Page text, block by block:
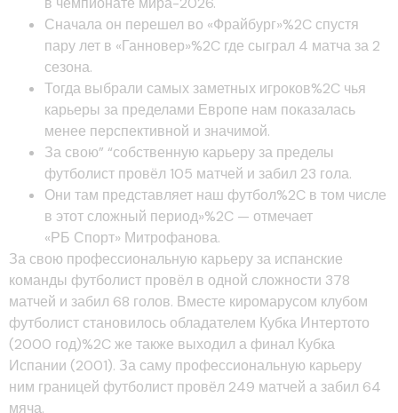
Сначала он перешел во «Фрайбург»%2C спустя
пару лет в «Ганновер»%2C где сыграл 4 матча за 2
сезона.
Тогда выбрали самых заметных игроков%2C чья
карьеры за пределами Европе нам показалась
менее перспективной и значимой.
За свою” “собственную карьеру за пределы
футболист провёл 105 матчей и забил 23 гола.
Они там представляет наш футбол%2C в том числе
в этот сложный период»%2C — отмечает
«РБ Спорт» Митрофанова.
За свою профессиональную карьеру за испанские
команды футболист провёл в одной сложности 378
матчей и забил 68 голов. Вместе киромарусом клубом
футболист становилось обладателем Кубка Интертото
(2000 год)%2C же также выходил а финал Кубка
Испании (2001). За саму профессиональную карьеру
ним границей футболист провёл 249 матчей а забил 64
мяча.